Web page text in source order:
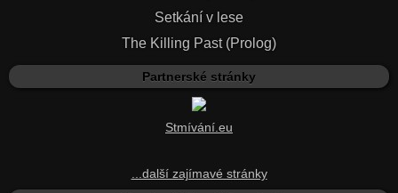
Setkání v lese
The Killing Past (Prolog)
Partnerské stránky
Stmívání.eu
...další zajímavé stránky